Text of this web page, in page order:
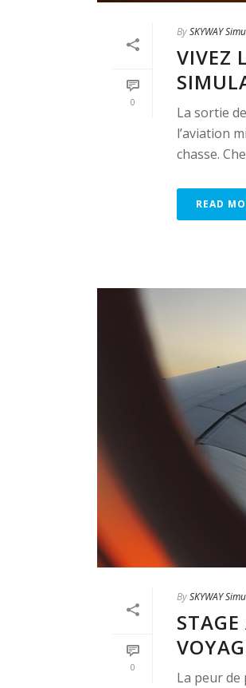
0
BySKYWAY
VIVEZ
La sortie
l’aviation
chasse.
READ
0
BySKYWAY
La peur de